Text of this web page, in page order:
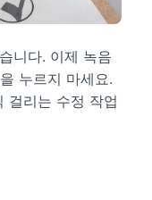
니다. 이제 녹음
누르지 마세요.
걸리는 수정 작업